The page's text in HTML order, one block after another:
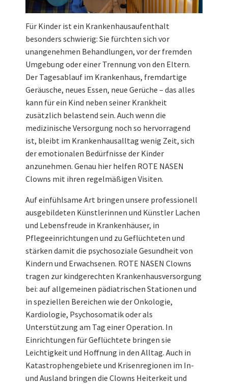
Für Kinder ist ein Krankenhausaufenthalt
besonders schwierig: Sie fürchten sich vor
unangenehmen Behandlungen, vor der fremden
Umgebung oder einer Trennung von den Eltern.
Der Tagesablauf im Krankenhaus, fremdartige
Geräusche, neues Essen, neue Gerüche – das alles
kann für ein Kind neben seiner Krankheit
zusätzlich belastend sein. Auch wenn die
medizinische Versorgung noch so hervorragend
ist, bleibt im Krankenhausalltag wenig Zeit, sich
der emotionalen Bedürfnisse der Kinder
anzunehmen. Genau hier helfen ROTE NASEN
Clowns mit ihren regelmäßigen Visiten.
Auf einfühlsame Art bringen unsere professionell
ausgebildeten Künstlerinnen und Künstler Lachen
und Lebensfreude in Krankenhäuser, in
Pflegeeinrichtungen und zu Geflüchteten und
stärken damit die psychosoziale Gesundheit von
Kindern und Erwachsenen. ROTE NASEN Clowns
tragen zur kindgerechten Krankenhausversorgung
bei: auf allgemeinen pädiatrischen Stationen und
in speziellen Bereichen wie der Onkologie,
Kardiologie, Psychosomatik oder als
Unterstützung am Tag einer Operation. In
Einrichtungen für Geflüchtete bringen sie
Leichtigkeit und Hoffnung in den Alltag. Auch in
Katastrophengebiete und Krisenregionen im In-
und Ausland bringen die Clowns Heiterkeit und